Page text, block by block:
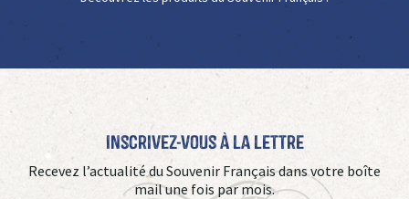
Inscrivez-vous à La Lettre
Recevez l’actualité du Souvenir Français dans votre boîte
mail une fois par mois.